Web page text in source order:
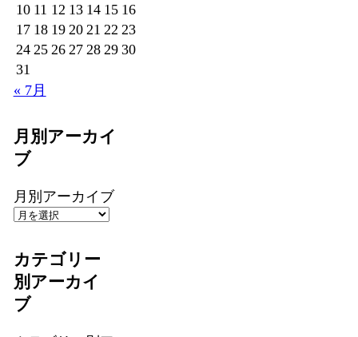
10 11 12 13 14 15 16
17 18 19 20 21 22 23
24 25 26 27 28 29 30
31
« 7月
月別アーカイ
ブ
月別アーカイブ
カテゴリー
別アーカイ
ブ